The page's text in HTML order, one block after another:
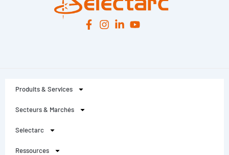
Produits & Services
Secteurs & Marchés
Selectarc
Ressources